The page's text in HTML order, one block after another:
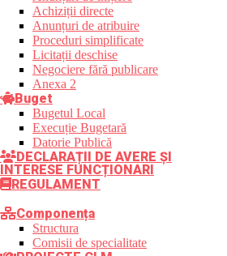
Achiziții directe
Anunțuri de atribuire
Proceduri simplificate
Licitații deschise
Negociere fără publicare
Anexa 2
Buget
Bugetul Local
Execuție Bugetară
Datorie Publică
DECLARAȚII DE AVERE ȘI
INTERESE FUNCȚIONARI
REGULAMENT
Componența
Structura
Comisii de specialitate